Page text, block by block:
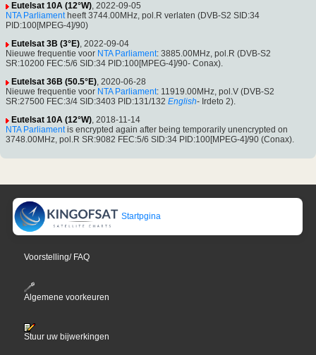
Eutelsat 10A (12°W), 2022-09-05
NTA Parliamentheeft 3744.00MHz, pol.R verlaten (DVB-S2 SID:34
PID:100[MPEG-4]/90)
Eutelsat 3B (3°E), 2022-09-04
Nieuwe frequentie voor NTA Parliament: 3885.00MHz, pol.R (DVB-S2
SR:10200 FEC:5/6 SID:34 PID:100[MPEG-4]/90- Conax).
Eutelsat 36B (50.5°E), 2020-06-28
Nieuwe frequentie voor NTA Parliament: 11919.00MHz, pol.V (DVB-S2
SR:27500 FEC:3/4 SID:3403 PID:131/132 English- Irdeto 2).
Eutelsat 10A (12°W), 2018-11-14
NTA Parliamentis encrypted again after being temporarily unencrypted on
3748.00MHz, pol.R SR:9082 FEC:5/6 SID:34 PID:100[MPEG-4]/90 (Conax).
Startpgina
Voorstelling/ FAQ
Algemene voorkeuren
Stuur uw bijwerkingen